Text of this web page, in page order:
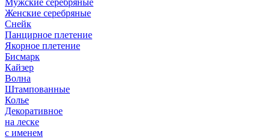
Мужские серебряные
Женские серебряные
Снейк
Панцирное плетение
Якорное плетение
Бисмарк
Кайзер
Волна
Штампованные
Колье
Декоративное
на леске
с именем